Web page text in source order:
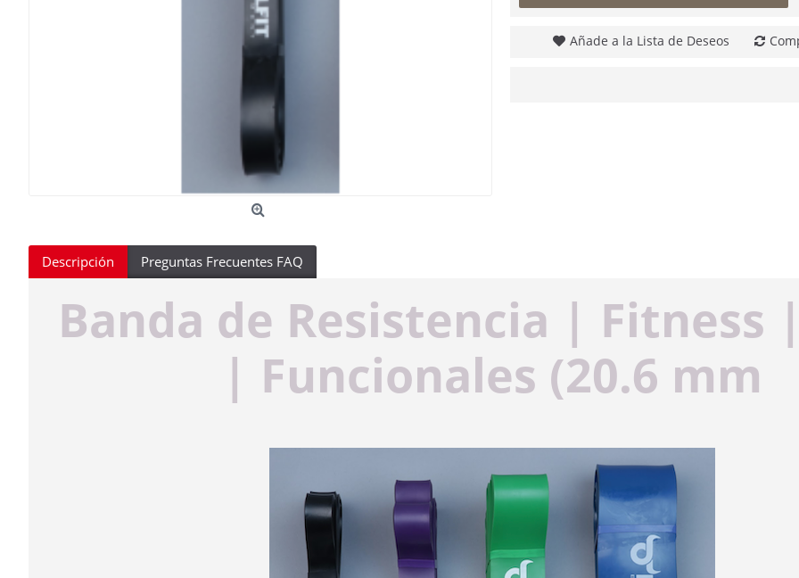
Añade a la Lista de Deseos
Descripción Preguntas Frecuentes FAQ
Banda de Resistencia | Fitness
| Funcionales (20.6 mm